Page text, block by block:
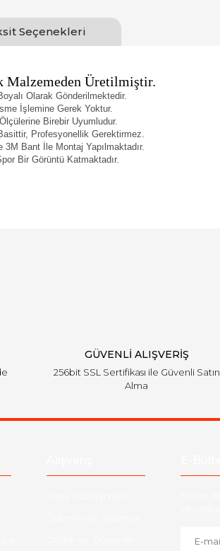
Seçenekleri
Malzemeden Üretilmiştir.
Olarak Gönderilmektedir.
İşlemine Gerek Yoktur.
Ölçülerine Birebir Uyumludur.
Profesyonellik Gerektirmez.
3M Bant İle Montaj Yapılmaktadır.
Bir Görüntü Katmaktadır.
GÜVENLİ ALIŞVERİŞ
256bit SSL Sertifikası ile Güvenli Satın
Alma